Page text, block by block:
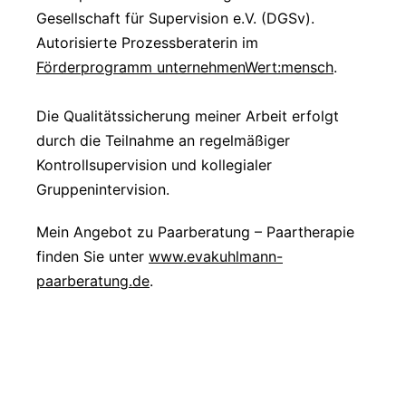
Gesellschaft für Supervision e.V. (DGSv).
Autorisierte Prozessberaterin im
Förderprogramm unternehmenWert:mensch.
Die Qualitätssicherung meiner Arbeit erfolgt
durch die Teilnahme an regelmäßiger
Kontrollsupervision und kollegialer
Gruppenintervision.
Mein Angebot zu Paarberatung – Paartherapie
finden Sie unter www.evakuhlmann-
paarberatung.de.